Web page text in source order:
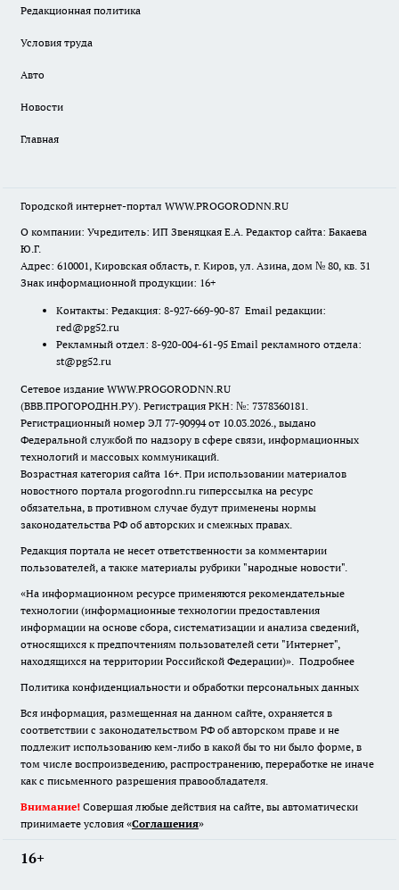
Редакционная политика
Условия труда
Авто
Новости
Главная
Городской интернет-портал WWW.PROGORODNN.RU
О компании: Учредитель: ИП Звеняцкая Е.А. Редактор сайта: Бакаева
Ю.Г.
Адрес: 610001, Кировская область, г. Киров, ул. Азина, дом № 80, кв. 31
Знак информационной продукции: 16+
Контакты: Редакция: 8-927-669-90-87 Email редакции:
red@pg52.ru
Рекламный отдел: 8-920-004-61-95 Email рекламного отдела:
st@pg52.ru
Сетевое издание WWW.PROGORODNN.RU
(ВВВ.ПРОГОРОДНН.РУ). Регистрация РКН: №: 7378360181.
Регистрационный номер ЭЛ 77-90994 от 10.03.2026., выдано
Федеральной службой по надзору в сфере связи, информационных
технологий и массовых коммуникаций.
Возрастная категория сайта 16+. При использовании материалов
новостного портала progorodnn.ru гиперссылка на ресурс
обязательна, в противном случае будут применены нормы
законодательства РФ об авторских и смежных правах.
Редакция портала не несет ответственности за комментарии
пользователей, а также материалы рубрики "народные новости".
«На информационном ресурсе применяются рекомендательные
технологии (информационные технологии предоставления
информации на основе сбора, систематизации и анализа сведений,
относящихся к предпочтениям пользователей сети "Интернет",
находящихся на территории Российской Федерации)». Подробнее
Политика конфиденциальности и обработки персональных данных
Вся информация, размещенная на данном сайте, охраняется в
соответствии с законодательством РФ об авторском праве и не
подлежит использованию кем-либо в какой бы то ни было форме, в
том числе воспроизведению, распространению, переработке не иначе
как с письменного разрешения правообладателя.
Внимание! Совершая любые действия на сайте, вы автоматически
принимаете условия «Cоглашения»
16+